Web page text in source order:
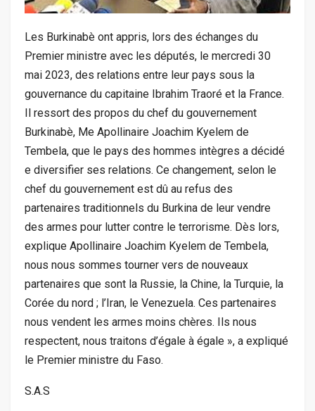
Les Burkinabè ont appris, lors des échanges du
Premier ministre avec les députés, le mercredi 30
mai 2023, des relations entre leur pays sous la
gouvernance du capitaine Ibrahim Traoré et la France.
Il ressort des propos du chef du gouvernement
Burkinabè, Me Apollinaire Joachim Kyelem de
Tembela, que le pays des hommes intègres a décidé
e diversifier ses relations. Ce changement, selon le
chef du gouvernement est dû au refus des
partenaires traditionnels du Burkina de leur vendre
des armes pour lutter contre le terrorisme. Dès lors,
explique Apollinaire Joachim Kyelem de Tembela,
nous nous sommes tourner vers de nouveaux
partenaires que sont la Russie, la Chine, la Turquie, la
Corée du nord ; l’Iran, le Venezuela. Ces partenaires
nous vendent les armes moins chères. Ils nous
respectent, nous traitons d’égale à égale », a expliqué
le Premier ministre du Faso.
S.A.S